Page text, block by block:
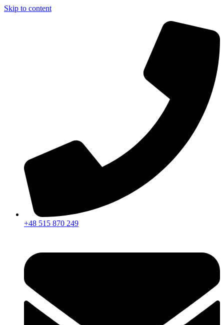
Skip to content
+48 515 870 249